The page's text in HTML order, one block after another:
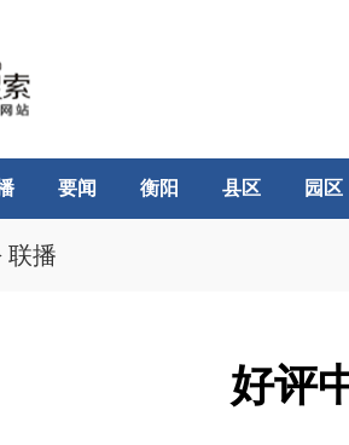
要闻 衡阳 县区 园区
联播
好评